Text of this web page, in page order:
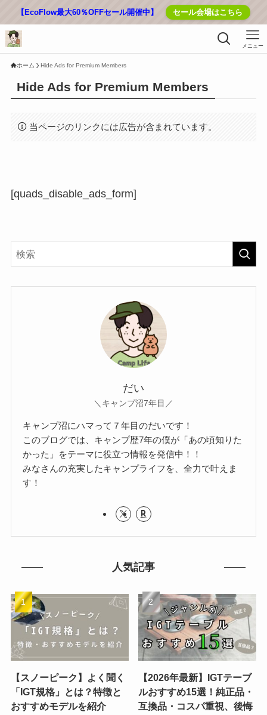
【EcoFlow最大60％OFFセール開催中】 セール会場はこちら
メニュー
ホーム Hide Ads for Premium Members
Hide Ads for Premium Members
当ページのリンクには広告が含まれています。
[quads_disable_ads_form]
だい
＼キャンプ沼7年目／
キャンプ沼にハマって７年目のだいです！
このブログでは、キャンプ歴7年の僕が「あの頃知りた
かった」をテーマに役立つ情報を発信中！！
みなさんの充実したキャンプライフを、全力で叶えま
す！
人気記事
【スノーピーク】よく聞く
「IGT規格」とは？特徴と
おすすめモデルを紹介
【2026年最新】IGTテーブ
ルおすすめ15選！純正品・
互換品・コスパ重視、後悔